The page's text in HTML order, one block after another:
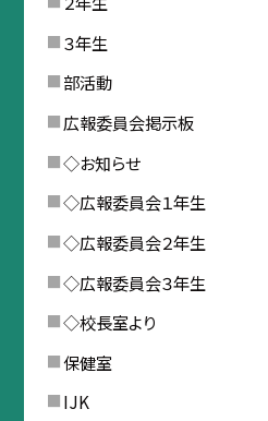
３年生
部活動
広報委員会掲示板
◇お知らせ
◇広報委員会１年生
◇広報委員会２年生
◇広報委員会３年生
◇校長室より
保健室
IJK